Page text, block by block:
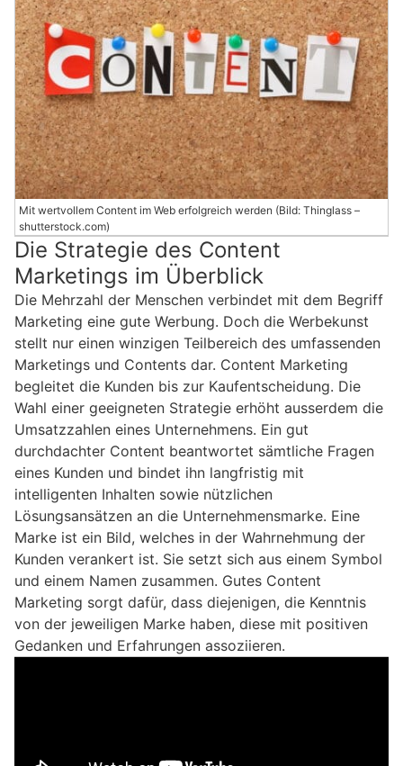
Mit wertvollem Content im Web erfolgreich werden (Bild: Thinglass –
shutterstock.com)
Die Strategie des Content
Marketings im Überblick
Die Mehrzahl der Menschen verbindet mit dem Begriff
Marketing eine gute Werbung. Doch die Werbekunst
stellt nur einen winzigen Teilbereich des umfassenden
Marketings und Contents dar. Content Marketing
begleitet die Kunden bis zur Kaufentscheidung. Die
Wahl einer geeigneten Strategie erhöht ausserdem die
Umsatzzahlen eines Unternehmens. Ein gut
durchdachter Content beantwortet sämtliche Fragen
eines Kunden und bindet ihn langfristig mit
intelligenten Inhalten sowie nützlichen
Lösungsansätzen an die Unternehmensmarke. Eine
Marke ist ein Bild, welches in der Wahrnehmung der
Kunden verankert ist. Sie setzt sich aus einem Symbol
und einem Namen zusammen. Gutes Content
Marketing sorgt dafür, dass diejenigen, die Kenntnis
von der jeweiligen Marke haben, diese mit positiven
Gedanken und Erfahrungen assoziieren.